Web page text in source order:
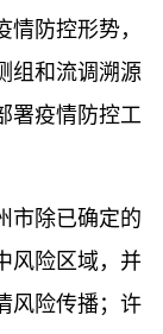
防控形势，
组和流调溯源
署疫情防控工
除已确定的
风险区域，并
风险传播；许